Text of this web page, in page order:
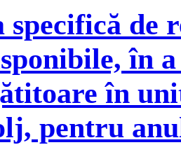
specifică de
în
în
pentru